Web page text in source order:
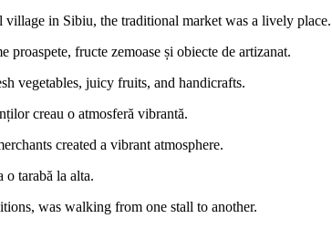
village in Sibiu, the traditional market was a lively place.
proaspete, fructe zemoase și obiecte de artizanat.
vegetables, juicy fruits, and handicrafts.
creau o atmosferă vibrantă.
created a vibrant atmosphere.
o tarabă la alta.
was walking from one stall to another.